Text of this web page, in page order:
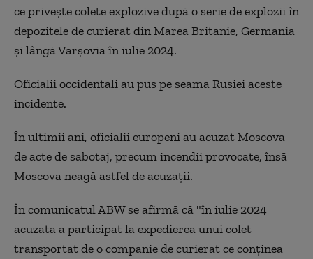
ce priveşte colete explozive după o serie de explozii în
depozitele de curierat din Marea Britanie, Germania
şi lângă Varşovia în iulie 2024.
Oficialii occidentali au pus pe seama Rusiei aceste
incidente.
În ultimii ani, oficialii europeni au acuzat Moscova
de acte de sabotaj, precum incendii provocate, însă
Moscova neagă astfel de acuzaţii.
În comunicatul ABW se afirmă că "în iulie 2024
acuzata a participat la expedierea unui colet
transportat de o companie de curierat ce conţinea